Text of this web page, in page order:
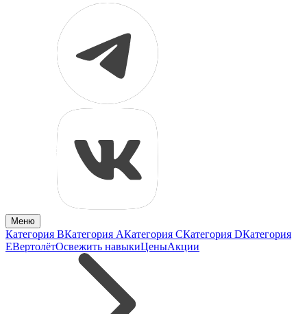
Меню
Категория BКатегория AКатегория CКатегория DКатегория
EВертолётОсвежить навыкиЦеныАкции